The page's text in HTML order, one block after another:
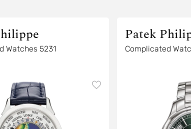
Watches 5231
Patek
Complicated